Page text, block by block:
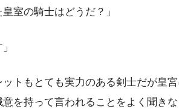
室の騎士はどうだ？」
ットもとても実力のある剣士だが皇
を持って言われることをよく聞き